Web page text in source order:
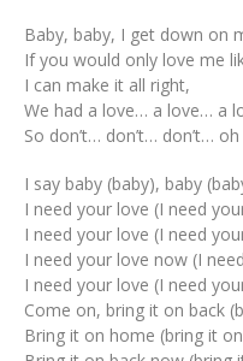
Baby, baby, I get down on
If you would only love me
I can make it all right,
We had a love… a love… a
So don’t… don’t… don’t… oh
I say baby (baby), baby
I need your love (I need
I need your love (I need
I need your love now (I
I need your love (I need
Come on, bring it on back
Bring it on home (bring it